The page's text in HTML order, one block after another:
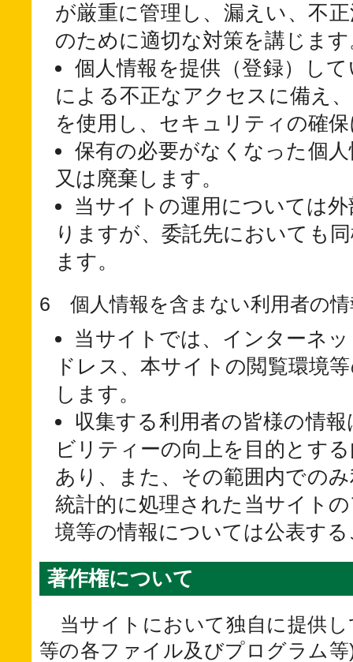
が厳重に管理し、漏えい、不
のために適切な対策を講じま
個人情報を提供（登録）し
による不正なアクセスに備え
を使用し、セキュリティの確
保有の必要がなくなった個
又は廃棄します。
当サイトの運用については
りますが、委託先においても
ます。
6 個人情報を含まない利用者の
当サイトでは、インターネ
ドレス、本サイトの閲覧環境
します。
収集する利用者の皆様の情
ビリティーの向上を目的とす
あり、また、その範囲内での
統計的に処理された当サイト
境等の情報については公表す
著作権について
当サイトにおいて独自に提供し
等の各ファイル及びプログラム